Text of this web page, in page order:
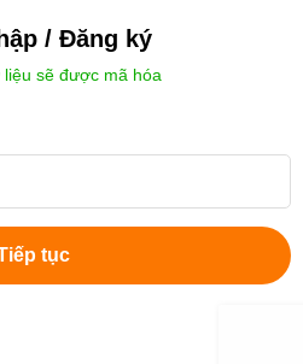
/ Đăng ký
sẽ được mã hóa
tục